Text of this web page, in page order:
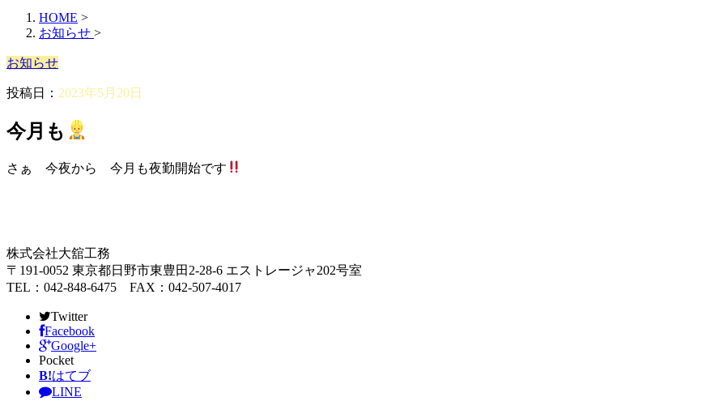
HOME >
お知らせ >
お知らせ
投稿日： 2023年5月20日
今月も
さぁ 今夜から 今月も夜勤開始です
株式会社大舘工務
〒191-0052 東京都日野市東豊田2-28-6 エストレージャ202号室
TEL：042-848-6475 FAX：042-507-4017
Twitter
Facebook
Google+
Pocket
B!はてブ
LINE